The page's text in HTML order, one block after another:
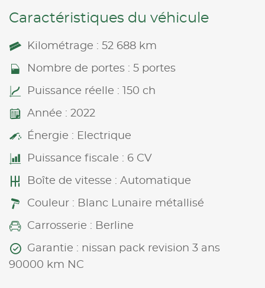
Caractéristiques du véhicule
Kilométrage : 52 688 km
Nombre de portes : 5 portes
Puissance réelle : 150 ch
Année : 2022
Énergie : Electrique
Puissance fiscale : 6 CV
Boîte de vitesse : Automatique
Couleur : Blanc Lunaire métallisé
Carrosserie : Berline
Garantie : nissan pack revision 3 ans
90000 km NC